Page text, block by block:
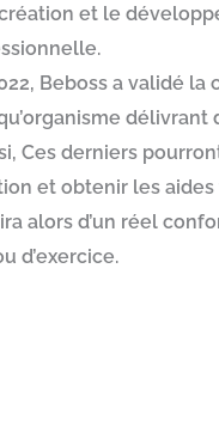
et le
Beboss a validé la
délivrant
Ces derniers
et obtenir les aides
alors d’un réel
d’exercice.